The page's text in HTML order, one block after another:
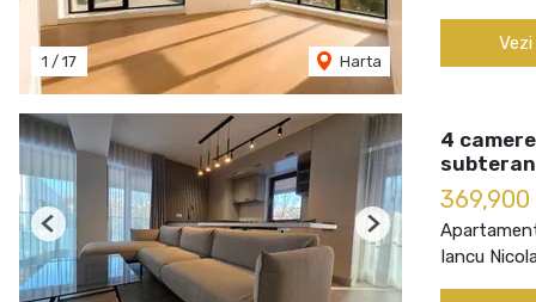
1 / 17 Harta
Previous Next
4
Iancu